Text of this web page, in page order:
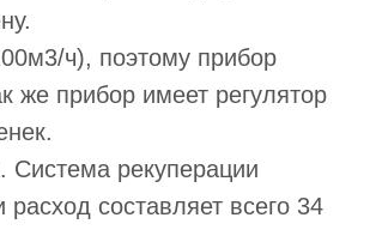
ч), поэтому прибор
прибор имеет регулятор
Система рекуперации
составляет всего 34